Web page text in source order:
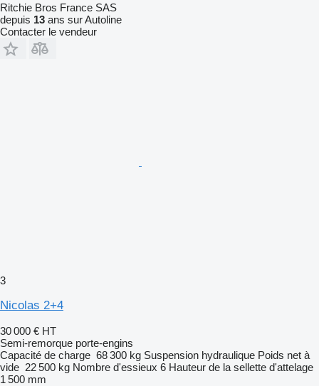
Ritchie Bros France SAS
depuis 13 ans sur Autoline
Contacter le vendeur
3
Nicolas 2+4
30 000 € HT
Semi-remorque porte-engins
Capacité de charge 68 300 kg Suspension hydraulique Poids net à
vide 22 500 kg Nombre d'essieux 6 Hauteur de la sellette d'attelage
1 500 mm